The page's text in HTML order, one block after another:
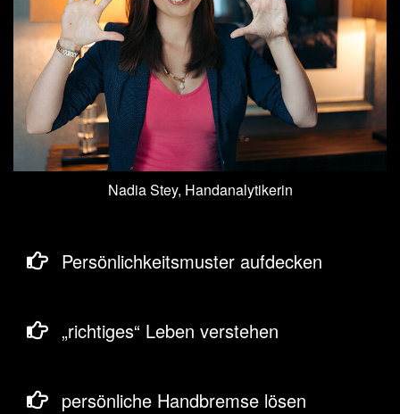
Nadia Stey, Handanalytikerin
Persönlichkeitsmuster aufdecken
„richtiges“ Leben verstehen
persönliche Handbremse lösen